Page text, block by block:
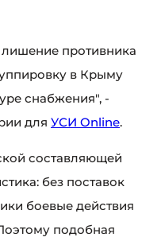
противника
в Крыму
снабжения", -
для УСИ Online.
составляющей
без поставок
боевые действия
подобная